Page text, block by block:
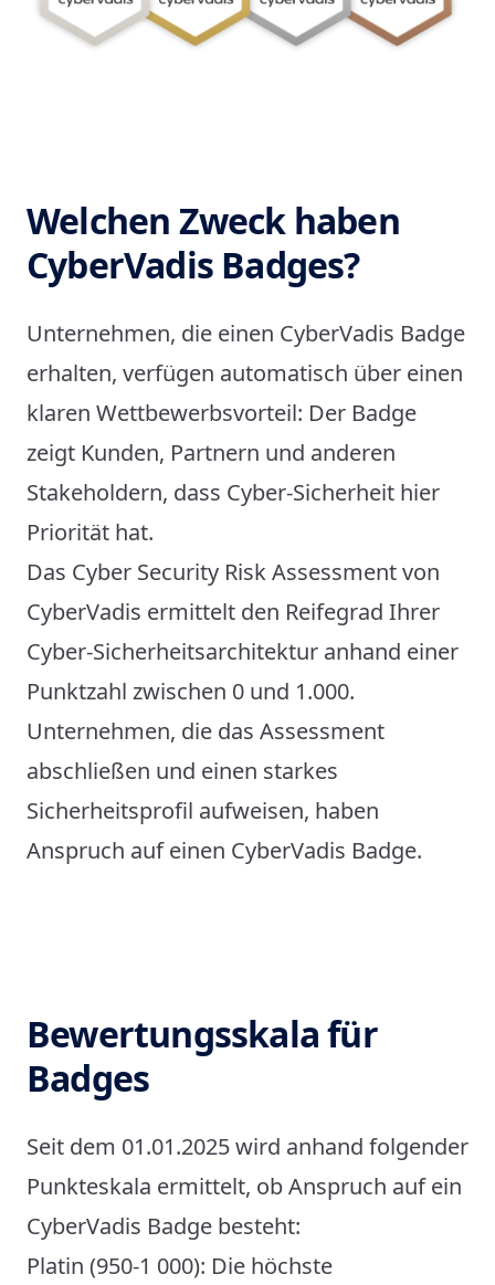
Welchen Zweck haben
CyberVadis Badges?
Unternehmen, die einen CyberVadis Badge
erhalten, verfügen automatisch über einen
klaren Wettbewerbsvorteil: Der Badge
zeigt Kunden, Partnern und anderen
Stakeholdern, dass Cyber-Sicherheit hier
Priorität hat.
Das Cyber Security Risk Assessment von
CyberVadis ermittelt den Reifegrad Ihrer
Cyber-Sicherheitsarchitektur anhand einer
Punktzahl zwischen 0 und 1.000.
Unternehmen, die das Assessment
abschließen und einen starkes
Sicherheitsprofil aufweisen, haben
Anspruch auf einen CyberVadis Badge.
Bewertungsskala für
Badges
Seit dem 01.01.2025 wird anhand folgender
Punkteskala ermittelt, ob Anspruch auf ein
CyberVadis Badge besteht:
Platin (950-1 000): Die höchste